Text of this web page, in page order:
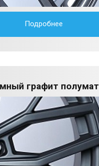
Подробнее
графит полумат